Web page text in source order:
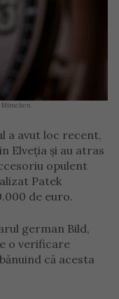
München
a avut loc recent,
Elveția și au atras
opulent
Patek
de euro.
german Bild,
o verificare
că acesta